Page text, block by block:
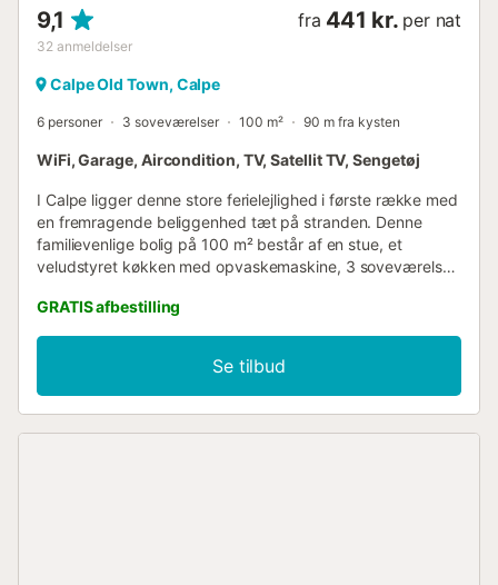
9,1
32 anmeldelser
fra 441 kr. per nat
Calpe Old Town, Calpe
6 personer 3 soveværelser 100 m² 90 m fra kysten
WiFi, Garage, Aircondition, TV, Satellit TV, Sengetøj
I Calpe ligger denne store ferielejlighed i første række med
en fremragende beliggenhed tæt på stranden. Denne
familievenlige bolig på 100 m² består af en stue, et
veludstyret køkken med opvaskemaskine, 3 soveværelser
4 voksne + 2 børn). Yderligere faciliteter omfatter
højhastigheds-Wi-Fi (egnet til videoopkald), aircondition,
satellit-tv samt en vaskemaskine. En babyseng er
tilgængelig efter anmodning. Dit private udendørsområde
omfatter en åben terrasse og 2 altaner. Nyd et
GRATIS afbestilling
Se tilbud